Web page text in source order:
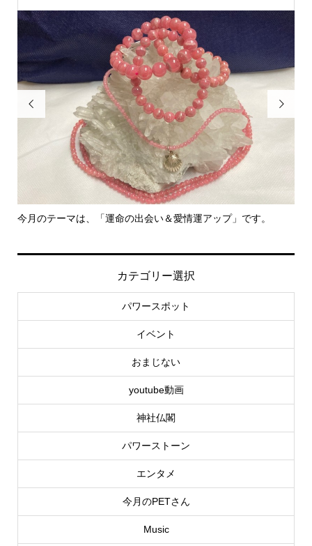

プ」です。 里親さん募集中！

カテゴリー選択
パワースポット
イベント
おまじない
youtube動画
神社仏閣
パワーストーン
エンタメ
今月のPETさん
Music